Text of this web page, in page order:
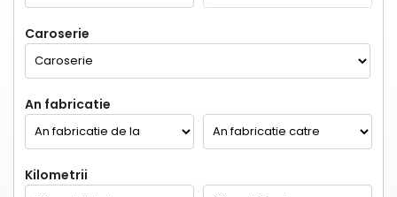
Caroserie
An fabricatie
Kilometrii